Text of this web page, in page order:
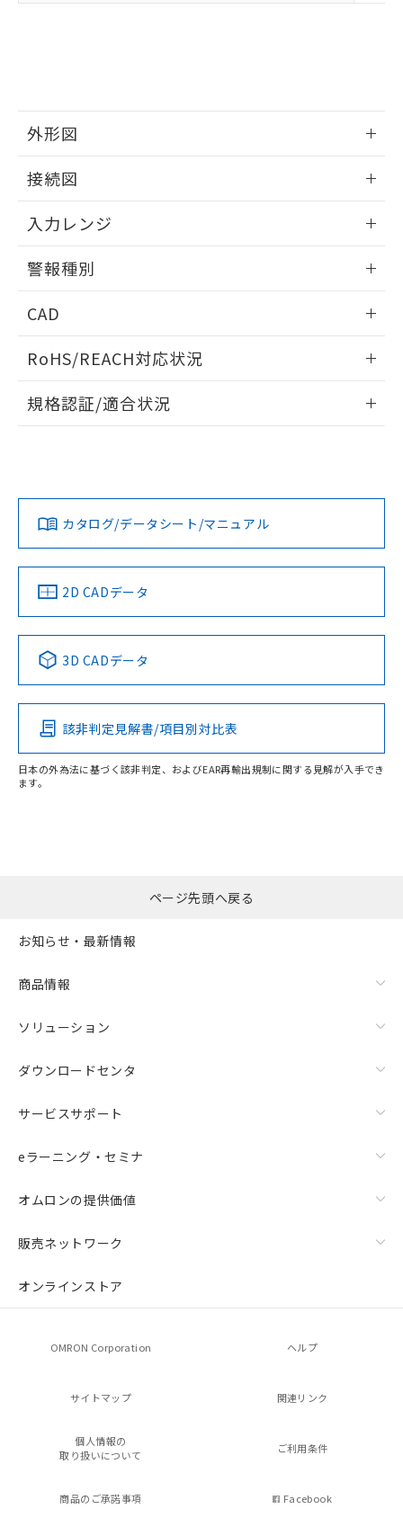
外形図
接続図
入力レンジ
警報種別
CAD
ドすることができます。
ログイン/会員登録
ダウンロードデータをご利用いただく前に、以下を必ずお読
みください。
ソフトウェアの使用条件
RoHS/REACH対応状況
EU RoHS 注意事項・凡例
対応済み
中国 RoHS 注意事項・凡例
Pb Hg Cd Cr(VI)
O
この製品のRoHS/REACH対応状況ページへ
規格認証/適合状況
LR型式承認
（イギリス
船舶規格）
DNV型式承認
（ノルウェー
BV型式承認
（フランス
KR型式
（韓国
Yes No No No
この製品の規格認証/適合状況ページへ
その他の認証はこちらのページからご検索ください
カタログ/データシート/マニュアル
2D CADデータ
3D CADデータ
該非判定見解書/項目別対比表
日本の外為法に基づく該非判定、およびEAR再輸出規制に関する見解が入手でき
ます。
ページ先頭へ戻る
お知らせ・最新情報
商品情報
ソリューション
ダウンロードセンタ
サービスサポート
eラーニング・セミナ
オムロンの提供価値
販売ネットワーク
オンラインストア
OMRON Corporation ヘルプ
サイトマップ 関連リンク
個人情報の
取り扱いについて
ご利用条件
商品のご承諾事項 Facebook